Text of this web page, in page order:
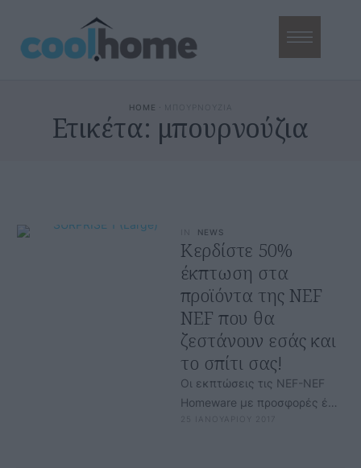
HOME · ΜΠΟΥΡΝΟΥΖΙΑ
Ετικέτα: μπουρνούζια
IN NEWS
Κερδίστε 50%
έκπτωση στα
προϊόντα της NEF
NEF που θα
ζεστάνουν εσάς και
το σπίτι σας!
Οι εκπτώσεις τις NEF-NEF
Homeware με προσφορές έως
50%, ομορφαίνουν μαζί με το
25 ΙΑΝΟΥΑΡΙΟΥ 2017